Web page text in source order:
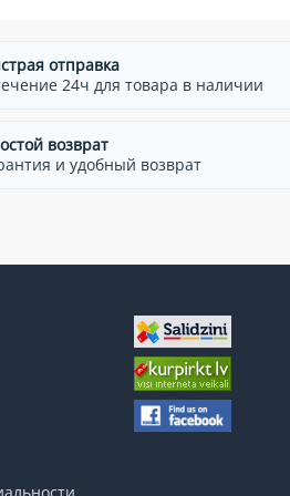
отправка
24ч для товара в наличии
возврат
и удобный возврат